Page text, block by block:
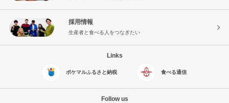
採用情報
生産者と食べる人をつなぎたい
Links
ポケマルふるさと納税 食べる通信
Follow us